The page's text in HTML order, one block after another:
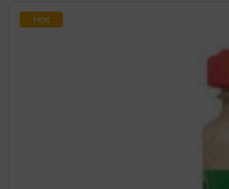
Hot